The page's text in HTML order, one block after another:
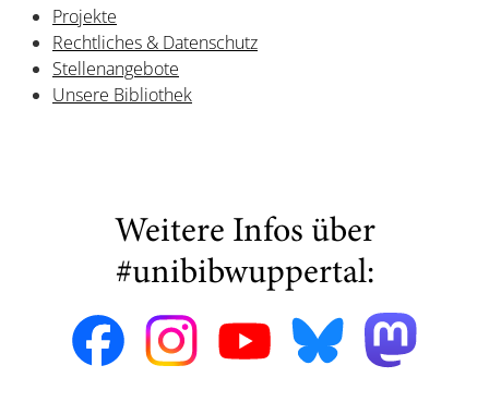
Projekte
Rechtliches & Datenschutz
Stellenangebote
Unsere Bibliothek
Weitere Infos über
#unibibwuppertal: